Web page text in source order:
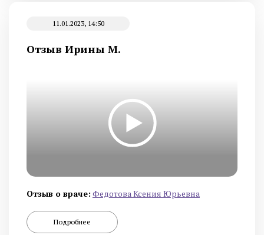
11.01.2023, 14:50
Отзыв Ирины М.
Отзыв о враче: Федотова Ксения Юрьевна
Подробнее